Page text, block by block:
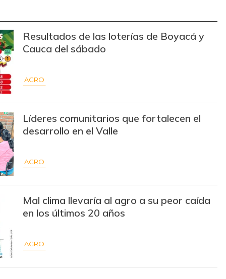
$ 47.000,00
$ 2.998,00
$ 3.097,00 -$ 533,00 -14,68%
$ 1.750,00 +$ 130,00 +8,02%
$ 2.100,00
$ 9.111,00
Resultados de las loterías de Boyacá y
Cauca del sábado
AGRO
Líderes comunitarios que fortalecen el
desarrollo en el Valle
AGRO
Mal clima llevaría al agro a su peor caída
en los últimos 20 años
AGRO